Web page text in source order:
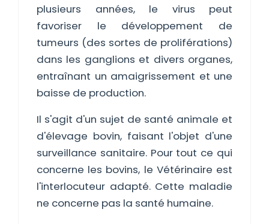
plusieurs années, le virus peut
favoriser le développement de
tumeurs (des sortes de proliférations)
dans les ganglions et divers organes,
entraînant un amaigrissement et une
baisse de production.
Il s'agit d'un sujet de santé animale et
d'élevage bovin, faisant l'objet d'une
surveillance sanitaire. Pour tout ce qui
concerne les bovins, le Vétérinaire est
l'interlocuteur adapté. Cette maladie
ne concerne pas la santé humaine.